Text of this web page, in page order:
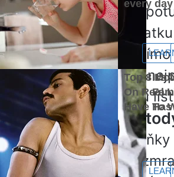
do čaje nebo
V případě
sklizeň zmrazit přímo
větvemi, poté, co
odstraníte většinu
Zmrazovací
Zkušené
rakytník na zimu